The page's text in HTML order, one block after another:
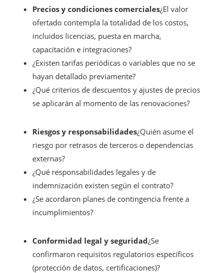
Precios y condiciones comerciales¿El valor
ofertado contempla la totalidad de los costos,
incluidos licencias, puesta en marcha,
capacitación e integraciones?
¿Existen tarifas periódicas o variables que no se
hayan detallado previamente?
¿Qué criterios de descuentos y ajustes de precios
se aplicarán al momento de las renovaciones?
Riesgos y responsabilidades¿Quién asume el
riesgo por retrasos de terceros o dependencias
externas?
¿Qué responsabilidades legales y de
indemnización existen según el contrato?
¿Se acordaron planes de contingencia frente a
incumplimientos?
Conformidad legal y seguridad¿Se
confirmaron requisitos regulatorios específicos
(protección de datos, certificaciones)?